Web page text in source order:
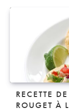
RECETTE
ROUGET À